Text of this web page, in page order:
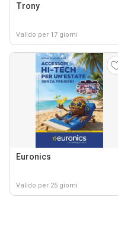
Trony
Valido per 17 giorni
Euronics
Valido per 25 giorni